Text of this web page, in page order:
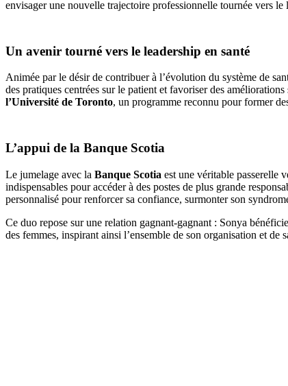
envisager une nouvelle trajectoire professionnelle tournée vers
Un avenir tourné vers le leadership en santé
Animée par le désir de contribuer à l’évolution du système de
des pratiques centrées sur le patient et favoriser des
l’Université de Toronto, un programme reconnu pour former
L’appui de la Banque Scotia
Le jumelage avec la Banque Scotia est une véritable passerelle
indispensables pour accéder à des postes de plus grande
personnalisé pour renforcer sa confiance, surmonter son
Ce duo repose sur une relation gagnant-gagnant : Sonya
des femmes, inspirant ainsi l’ensemble de son organisation et de